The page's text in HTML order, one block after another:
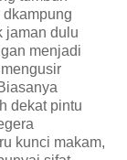
jaman dulu
menjadi
dekat pintu
kunci makam,